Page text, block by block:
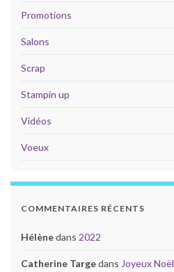
Promotions
Salons
Scrap
Stampin up
Vidéos
Voeux
COMMENTAIRES RÉCENTS
Hélènedans 2022
Catherine Targedans Joyeux Noël